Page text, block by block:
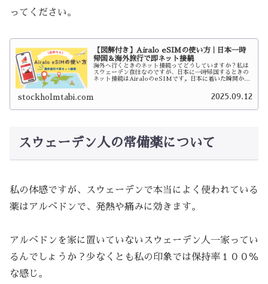
ってください。
【図解付き】Airalo eSIMの使い方｜日本一時
帰国＆海外旅行で即ネット接続
海外へ行くときのネット接続ってどうしていますか？私は
スウェーデン在住なのですが、日本に一時帰国するときの
ネット接続はAiraloのeSIMです。日本に着いた瞬間から
stockholmtabi.com 2025.09.12
スウェーデン人の常備薬について
私の体感ですが、スウェーデンで本当によく使われている
薬はアルベドンで、発熱や痛みに効きます。
アルベドンを家に置いていないスウェーデン人一家ってい
るんでしょうか？少なくとも私の印象では保持率１００％
な感じ。